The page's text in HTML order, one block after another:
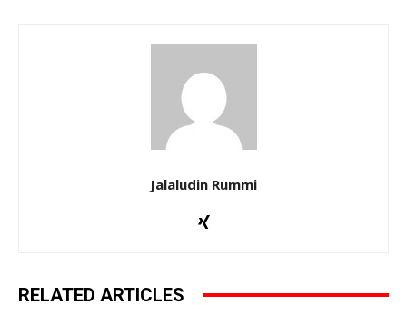
Jalaludin Rummi
RELATED ARTICLES